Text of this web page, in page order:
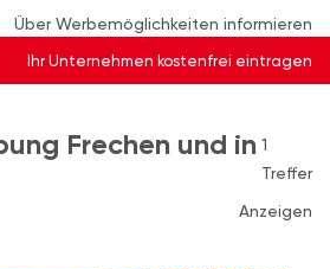
Über Werbemöglichkeiten informieren
Ihr Unternehmen kostenfrei eintragen
Frechen und in 1
Treffer
Anzeigen